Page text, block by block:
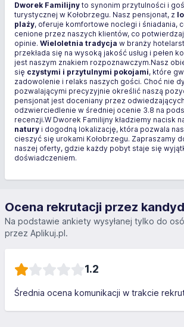
Dworek Familijny to synonim przytulności i
turystycznej w Kołobrzegu. Nasz pensjonat, z
plaży, oferuje komfortowe noclegi i śniadania,
cenione przez naszych klientów, co
opinie. Wieloletnia tradycja w branży
przekłada się na wysoką jakość usług i pełen
jest naszym znakiem rozpoznawczym.Nasz
się czystymi i przytulnymi pokojami, które
zadowolenie i relaks naszych gości. Choć nie
pozwalającymi precyzyjnie określić naszą
pensjonat jest doceniany przez
odzwierciedlenie w średniej ocenie 3.8 na
recenzji.W Dworek Familijny kładziemy nacisk
natury i dogodną lokalizację, która pozwala
cieszyć się urokami Kołobrzegu. Zapraszamy
naszej oferty, gdzie każdy pobyt staje się
doświadczeniem.
Ocena rekrutacji przez
Na podstawie ankiety wysyłanej tylko do
przez Aplikuj.pl.
1.2
Średnia ocena komunikacji w trakcie